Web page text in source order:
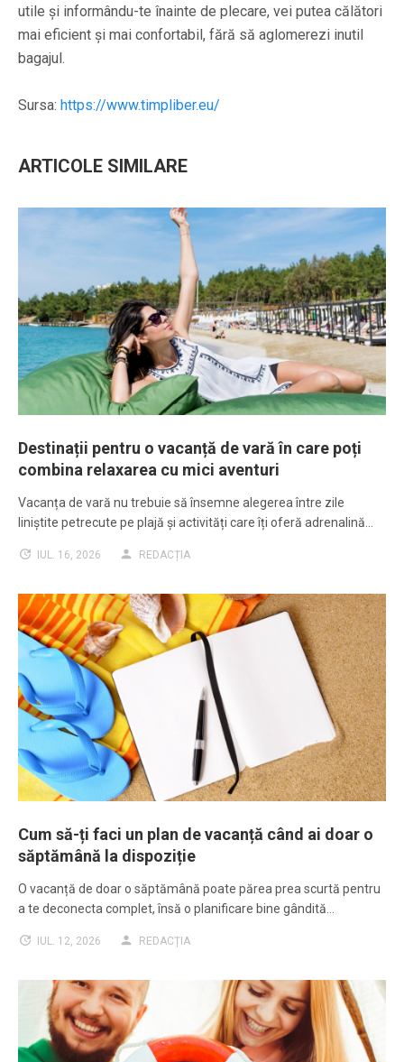
utile și informându-te înainte de plecare, vei putea călători
mai eficient și mai confortabil, fără să aglomerezi inutil
bagajul.
Sursa: https://www.timpliber.eu/
ARTICOLE SIMILARE
Destinații pentru o vacanță de vară în care poți
combina relaxarea cu mici aventuri
Vacanța de vară nu trebuie să însemne alegerea între zile
liniștite petrecute pe plajă și activități care îți oferă adrenalină…
IUL. 16, 2026 REDACȚIA
Cum să-ți faci un plan de vacanță când ai doar o
săptămână la dispoziție
O vacanță de doar o săptămână poate părea prea scurtă pentru
a te deconecta complet, însă o planificare bine gândită…
IUL. 12, 2026 REDACȚIA